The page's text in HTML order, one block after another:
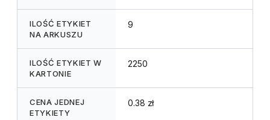
ILOŚĆ ETYKIET
NA ARKUSZU
9
ILOŚĆ ETYKIET W
KARTONIE
2250
CENA JEDNEJ
ETYKIETY
0.38 zł